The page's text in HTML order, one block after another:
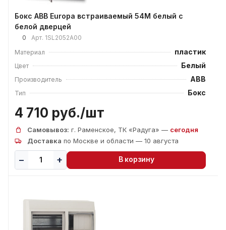
Бокс ABB Europa встраиваемый 54М белый с
белой дверцей
0 Арт. 1SL2052А00
Материал
пластик
Цвет Белый
Производитель ABB
Тип Бокс
4 710 руб./шт
Самовывоз: г. Раменское, ТК «Радуга» — сегодня
Доставка по Москве и области — 10 августа
В корзину